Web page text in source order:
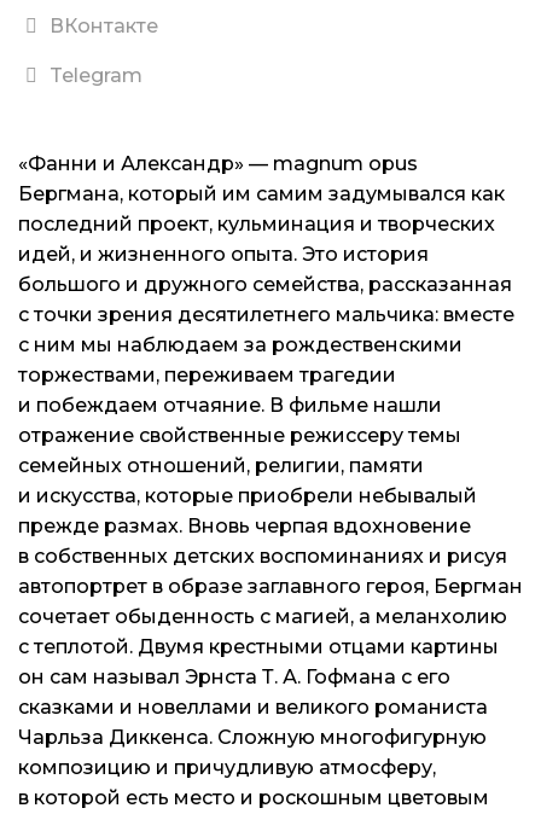
ВКонтакте
Telegram
«Фанни и Александр» — magnum opus
Бергмана, который им самим задумывался как
последний проект, кульминация и творческих
идей, и жизненного опыта. Это история
большого и дружного семейства, рассказанная
с точки зрения десятилетнего мальчика: вместе
с ним мы наблюдаем за рождественскими
торжествами, переживаем трагедии
и побеждаем отчаяние. В фильме нашли
отражение свойственные режиссеру темы
семейных отношений, религии, памяти
и искусства, которые приобрели небывалый
прежде размах. Вновь черпая вдохновение
в собственных детских воспоминаниях и рисуя
автопортрет в образе заглавного героя, Бергман
сочетает обыденность с магией, а меланхолию
с теплотой. Двумя крестными отцами картины
он сам называл Эрнста Т. А. Гофмана с его
сказками и новеллами и великого романиста
Чарльза Диккенса. Сложную многофигурную
композицию и причудливую атмосферу,
в которой есть место и роскошным цветовым